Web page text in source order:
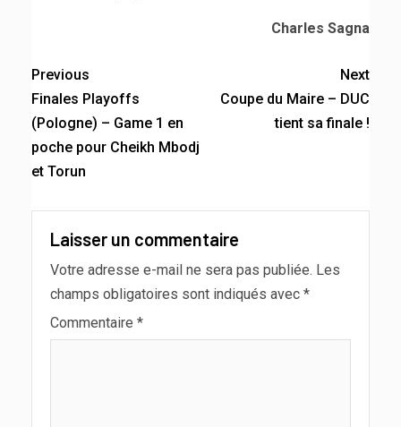
Charles Sagna
Previous
Finales Playoffs
(Pologne) – Game 1 en
poche pour Cheikh Mbodj
et Torun
Next
Coupe du Maire – DUC
tient sa finale !
Laisser un commentaire
Votre adresse e-mail ne sera pas publiée. Les
champs obligatoires sont indiqués avec *
Commentaire *